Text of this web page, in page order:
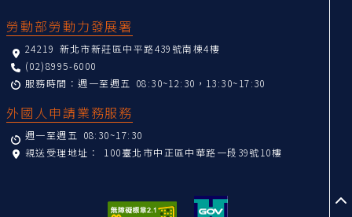
勞動部勞動力發展署
24219 新北市新莊區中平路439號南棟4樓
(02)8995-6000
服務時間：週一至週五 08:30~12:30，13:30~17:30
外國人申請業務服務
週一至週五 08:30~17:30
親送受理地址： 100臺北市中正區中華路一段39號10樓
至